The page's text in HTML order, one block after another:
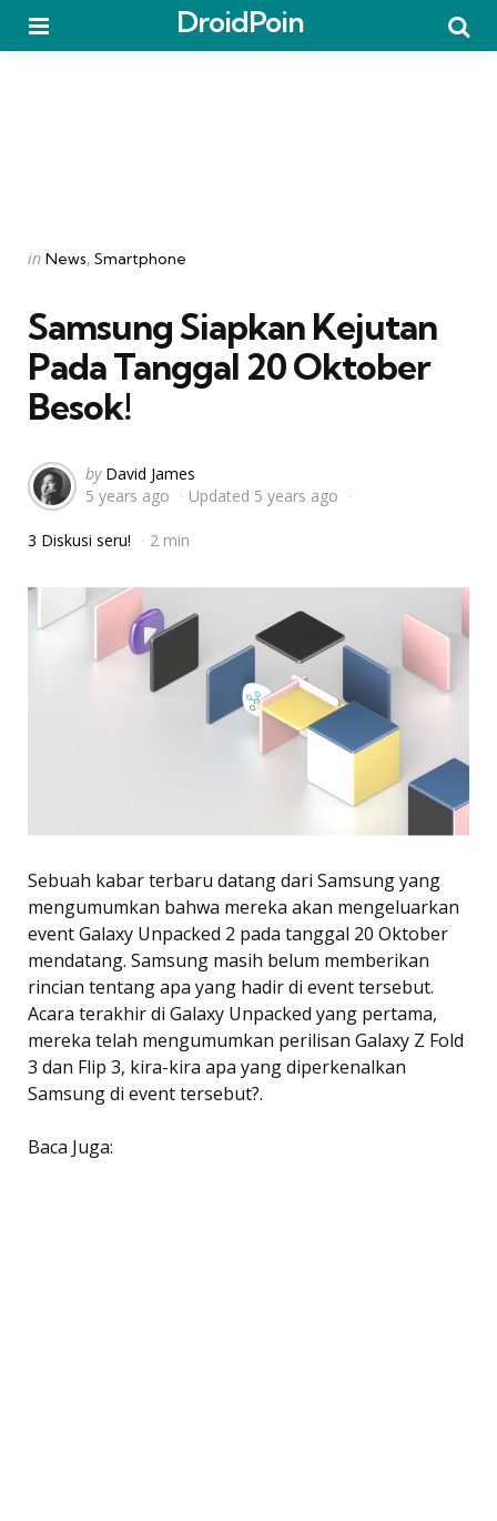
DroidPoin
Categories
Posted
in News Smartphone
Samsung Siapkan Kejutan
Pada Tanggal 20 Oktober
Besok!
Posted
by
by David James
5 years ago
Updated 5 years ago
3 Diskusi seru! 2 min
Sebuah kabar terbaru datang dari Samsung yang
mengumumkan bahwa mereka akan mengeluarkan
event Galaxy Unpacked 2 pada tanggal 20 Oktober
mendatang. Samsung masih belum memberikan
rincian tentang apa yang hadir di event tersebut.
Acara terakhir di Galaxy Unpacked yang pertama,
mereka telah mengumumkan perilisan Galaxy Z Fold
3 dan Flip 3, kira-kira apa yang diperkenalkan
Samsung di event tersebut?.
Baca Juga: